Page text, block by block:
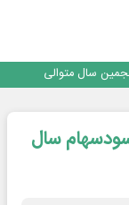
سال متوالی
سربازان
سال